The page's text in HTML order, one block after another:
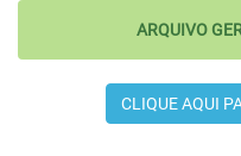
ARQUIVO
CLIQUE AQUI